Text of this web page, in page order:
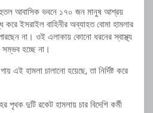
আবাসিক ভবনে ১৭০ জন মানুষ আশ্রয়
ইসরাইল বাহিনীর অব্যাহত বোমা হামলার
পারছেন না। ওই এলাকায় কোনো ধরনের স্বাস্থ্য
সম্ভব হচ্ছে না।
এই হামলা চালানো হয়েছে, তা নির্দিষ্ট করে
দুটি রকেট হামলায় চার বিদেশি কর্মী